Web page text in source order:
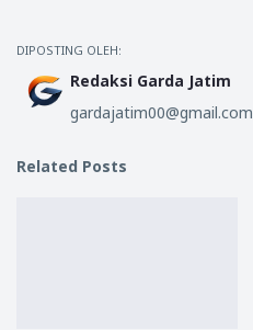
DIPOSTING OLEH:
Redaksi Garda Jatim
gardajatim00@gmail.com
Related Posts